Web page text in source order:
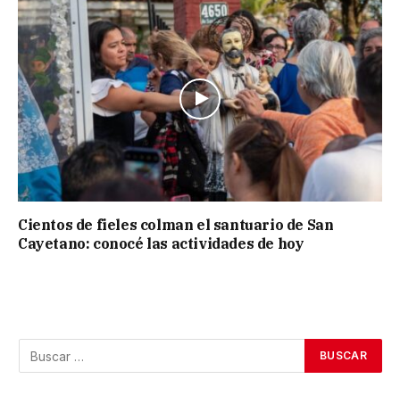
Cientos de fieles colman el santuario de San
Cayetano: conocé las actividades de hoy